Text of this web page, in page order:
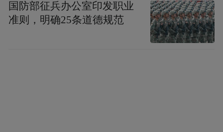
国防部征兵办公室印发职业
准则，明确25条道德规范